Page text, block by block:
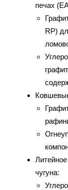
печах
RP)
чугуна: